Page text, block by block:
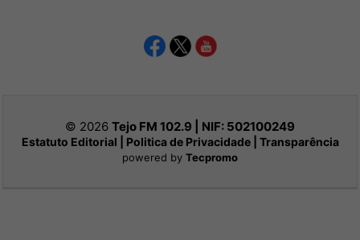
© 2026 Tejo FM 102.9 | NIF: 502100249
Estatuto Editorial Politica de Privacidade| Transparência
powered by Tecpromo